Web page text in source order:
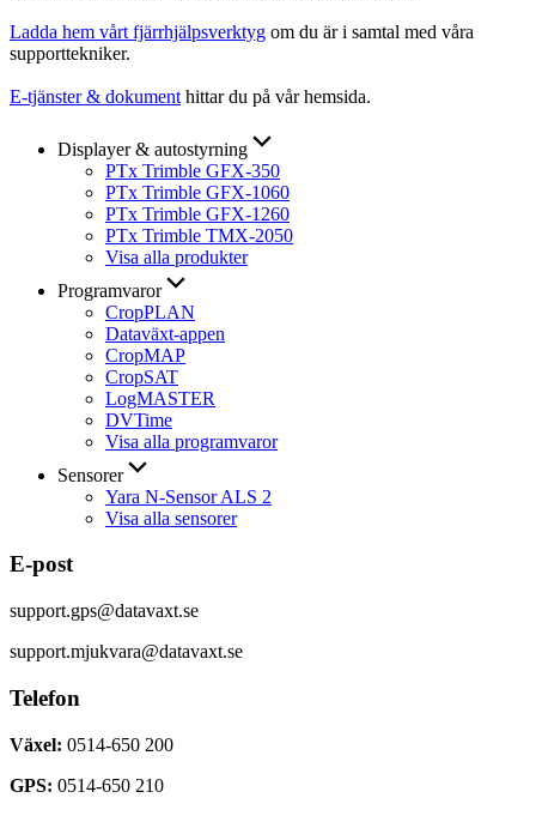
Ladda hem vårt fjärrhjälpsverktyg om du är i samtal med våra
supporttekniker.
E-tjänster & dokument hittar du på vår hemsida.
Displayer & autostyrning
PTx Trimble GFX-350
PTx Trimble GFX-1060
PTx Trimble GFX-1260
PTx Trimble TMX-2050
Visa alla produkter
Programvaror
CropPLAN
Dataväxt-appen
CropMAP
CropSAT
LogMASTER
DVTime
Visa alla programvaror
Sensorer
Yara N-Sensor ALS 2
Visa alla sensorer
E-post
support.gps@datavaxt.se
support.mjukvara@datavaxt.se
Telefon
Växel: 0514-650 200
GPS: 0514-650 210